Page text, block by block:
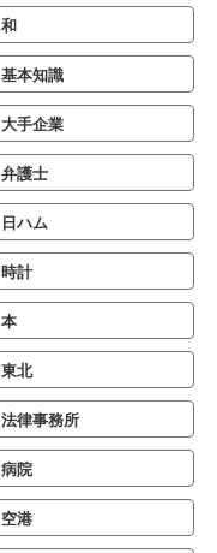
和
基本知識
大手企業
弁護士
日ハム
時計
本
東北
法律事務所
病院
空港